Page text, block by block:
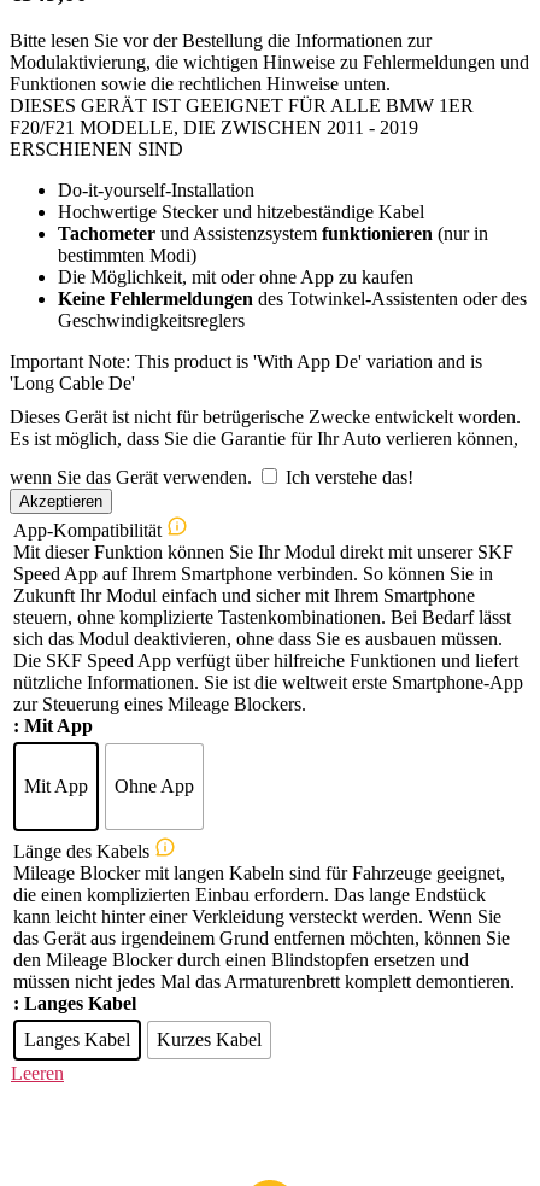
Bitte lesen Sie vor der Bestellung die Informationen zur
Modulaktivierung, die wichtigen Hinweise zu Fehlermeldungen und
Funktionen sowie die rechtlichen Hinweise unten.
DIESES GERÄT IST GEEIGNET FÜR ALLE BMW 1ER
F20/F21 MODELLE, DIE ZWISCHEN 2011 - 2019
ERSCHIENEN SIND
Do-it-yourself-Installation
Hochwertige Stecker und hitzebeständige Kabel
Tachometer und Assistenzsystem funktionieren (nur in
bestimmten Modi)
Die Möglichkeit, mit oder ohne App zu kaufen
Keine Fehlermeldungen des Totwinkel-Assistenten oder des
Geschwindigkeitsreglers
Important Note: This product is 'With App De' variation and is
'Long Cable De'
Dieses Gerät ist nicht für betrügerische Zwecke entwickelt worden.
Es ist möglich, dass Sie die Garantie für Ihr Auto verlieren können,
wenn Sie das Gerät verwenden.
Ich verstehe das!
Akzeptieren
App-Kompatibilität
Mit dieser Funktion können Sie Ihr Modul direkt mit unserer SKF
Speed App auf Ihrem Smartphone verbinden. So können Sie in
Zukunft Ihr Modul einfach und sicher mit Ihrem Smartphone
steuern, ohne komplizierte Tastenkombinationen. Bei Bedarf lässt
sich das Modul deaktivieren, ohne dass Sie es ausbauen müssen.
Die SKF Speed App verfügt über hilfreiche Funktionen und liefert
nützliche Informationen. Sie ist die weltweit erste Smartphone-App
zur Steuerung eines Mileage Blockers.
: Mit App
Mit App Ohne App
Länge des Kabels
Mileage Blocker mit langen Kabeln sind für Fahrzeuge geeignet,
die einen komplizierten Einbau erfordern. Das lange Endstück
kann leicht hinter einer Verkleidung versteckt werden. Wenn Sie
das Gerät aus irgendeinem Grund entfernen möchten, können Sie
den Mileage Blocker durch einen Blindstopfen ersetzen und
müssen nicht jedes Mal das Armaturenbrett komplett demontieren.
: Langes Kabel
Langes Kabel
Kurzes Kabel
Leeren